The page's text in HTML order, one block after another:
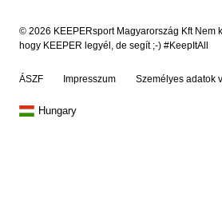
© 2026 KEEPERsport Magyarország Kft Nem
hogy KEEPER legyél, de segít ;-) #KeepItAll
ÁSZF Impresszum Személyes adatok
Hungary